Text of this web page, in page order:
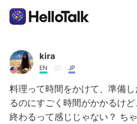
언어 교환 앱
AI Grammar Checker
한국어
kira
EN JP
料理って時間をかけて、準備
るのにすごく時間がかかるけ
終わるって感じじゃない？ ち